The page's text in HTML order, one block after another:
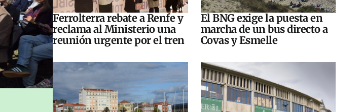
Ferrolterra rebate a Renfe y
reclama al Ministerio una
reunión urgente por el tren
El BNG exige la puesta en
marcha de un bus directo a
Covas y Esmelle